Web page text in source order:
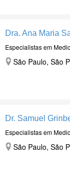
Dra. Ana Maria
Especialistas em
São Paulo, São
Dr. Samuel
Especialistas em
São Paulo, São